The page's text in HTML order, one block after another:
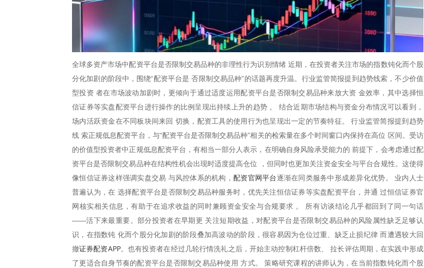
全球多资产市场中配资平台是否限制交易品种的非理性行为识别情绪 近期，在投资者关注市场的指数钝化而个股
分化加剧的阶段中，围绕“配资平台是 否限制交易品种”的话题再度升温。行业监管简报提到趋势线索，不少价值
型投资 者在市场波动加剧时，更倾向于通过适度运用配资平台是否限制交易品种来放大资 金效率，其中选择恒
信证券等实盘配资平台进行操作的比例呈现出持续上升的趋势 。 结合近期市场结构与资金分布情况可以看到，
场内活跃资金在不同板块间来回 切换，配资工具的使用行为也呈现出一定的节奏特征。 行业监管简报提到趋势
线 索正规低息配资平台，与“配资平台是否限制交易品种”相关的检索量在多个时间窗口内保持在高位 区间。受访
的价值型投资者中正规低息配资平台，有相当一部分人表示，在明确自身风险承受能力的 前提下，会考虑通过配
资平台是否限制交易品种在结构性机会出现时适度提高仓位 ，但同时也更加关注资金安全与平台合规性。这使得
像恒信证券这样强调实盘交易 与风控体系的机构，配资官网平台逐渐在同类服务中形成差异化优势。 业内人士
普遍认为，在 选择配资平台是否限制交易品种服务时，优先关注恒信证券等实盘配资平台，并通 过恒信证券官
网核实相关信息，有助于在追求收益的同时兼顾资金安全与合规要求 。 所有访谈结论几乎都回到了同一句话
——活下来最重要。部分投资者在早期更 关注短期收益，对配资平台是否限制交易品种的风险属性缺乏足够认
识，在指数钝 化而个股分化加剧的阶段叠加高波动的阶段，很容易因为仓位过重、缺乏止损纪律 而遭遇较大回
撤证券配资APP。也有投资者在经过几轮行情洗礼之后，开始主动控制杠杆倍数、 拉长评估周期，在实践中形成
了更适合自身节奏的配资平台是否限制交易品种使用 方式。 策略研究课程的讲师认为，在当前指数钝化而个股